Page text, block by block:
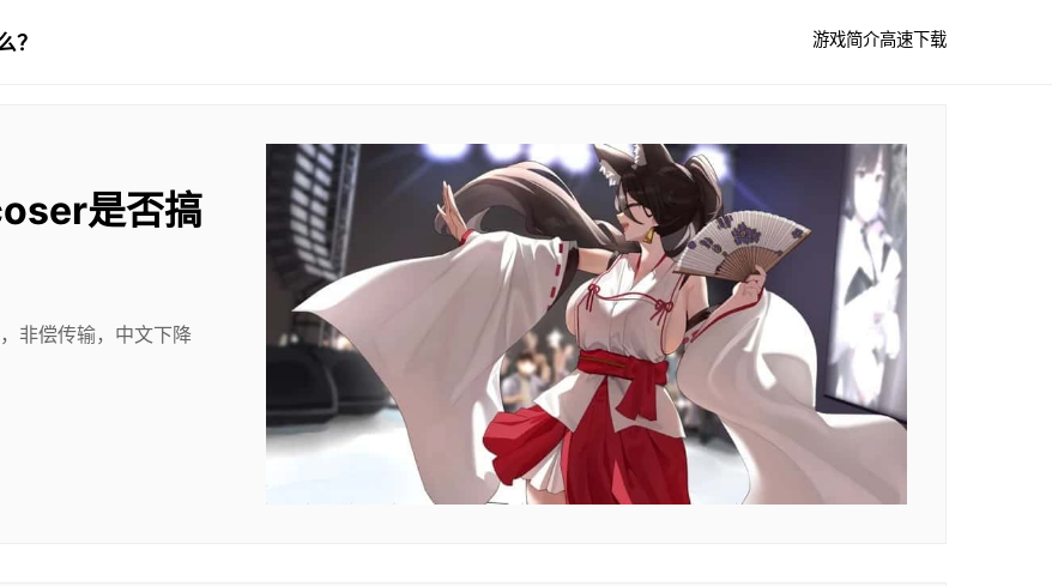
？ 游戏简介高速下载
是否搞
非偿传输，中文下降